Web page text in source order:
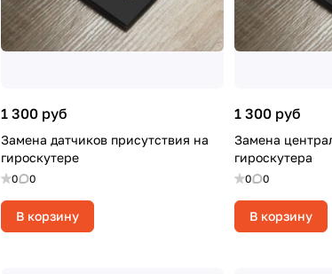
1 300 руб
Замена датчиков присутствия на
гироскутере
0 0
В корзину
1 300 руб
Замена
гироскутера
0 0
В корзину